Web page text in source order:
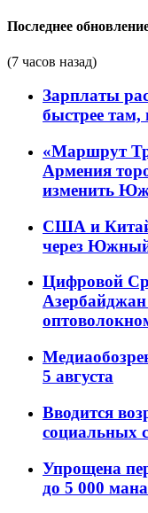
Последнее
(7 часов назад)
Зарплаты
быстрее там,
«Маршрут
Армения
изменить
США и
через
Цифровой
Азербайджан
5 августа
Вводится
социальных
Упрощена
до 5 000